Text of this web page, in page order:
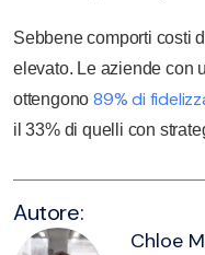
Sebbene comporti costi
elevato. Le aziende con
ottengono 89% di
il 33% di quelli con
Autore:
Chloe